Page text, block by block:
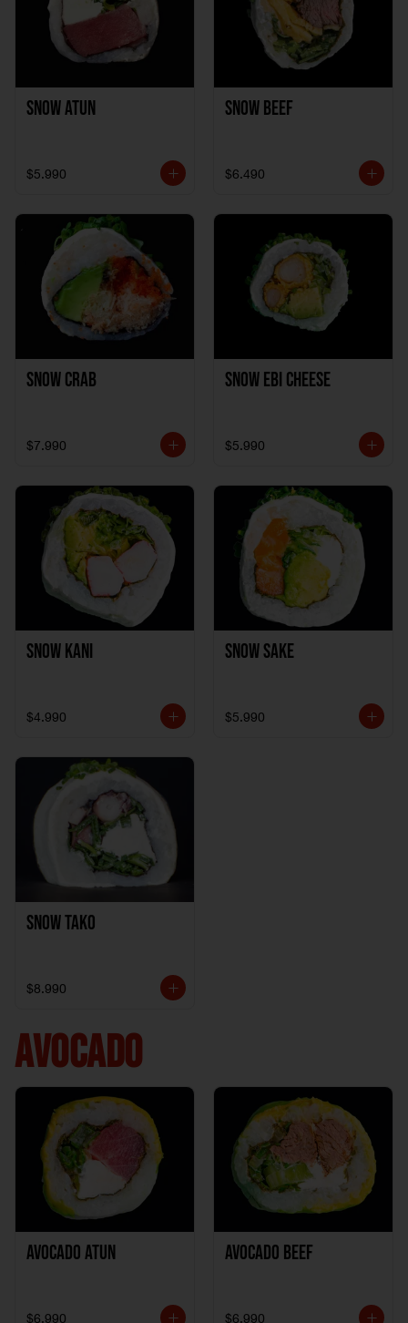
Snow Atun
$5.990
Snow Beef
$6.490
Snow Crab
$7.990
Snow Ebi Cheese
$5.990
Snow Kani
$4.990
Snow Sake
$5.990
Snow Tako
$8.990
AVOCADO
Avocado Atun
$6.990
Avocado Beef
$6.990